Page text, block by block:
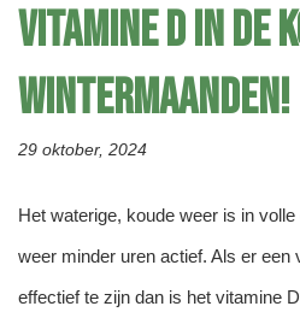
Vitamine D in de
wintermaanden!
29 oktober, 2024
Het waterige, koude weer is in
weer minder uren actief. Als er een
effectief te zijn dan is het vitamine